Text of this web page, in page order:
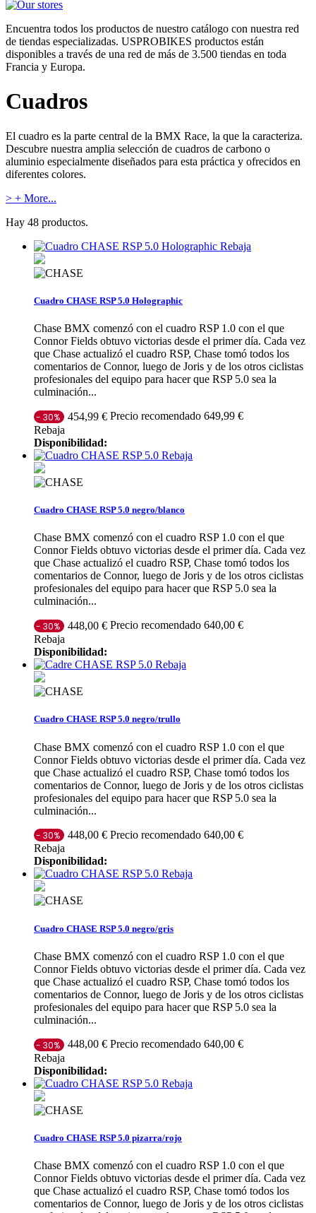
Encuentra todos los productos de nuestro catálogo con nuestra red
de tiendas especializadas. USPROBIKES productos están
disponibles a través de una red de más de 3.500 tiendas en toda
Francia y Europa.
Cuadros
El cuadro es la parte central de la BMX Race, la que la caracteriza.
Descubre nuestra amplia selección de cuadros de carbono o
aluminio especialmente diseñados para esta práctica y ofrecidos en
diferentes colores.
> + More...
Hay 48 productos.
Rebaja
Cuadro CHASE RSP 5.0 Holographic
Chase BMX comenzó con el cuadro RSP 1.0 con el que
Connor Fields obtuvo victorias desde el primer día. Cada vez
que Chase actualizó el cuadro RSP, Chase tomó todos los
comentarios de Connor, luego de Joris y de los otros ciclistas
profesionales del equipo para hacer que RSP 5.0 sea la
culminación...
- 30% 454,99 € Precio recomendado 649,99 €
Rebaja
Disponibilidad:
Rebaja
Cuadro CHASE RSP 5.0 negro/blanco
Chase BMX comenzó con el cuadro RSP 1.0 con el que
Connor Fields obtuvo victorias desde el primer día. Cada vez
que Chase actualizó el cuadro RSP, Chase tomó todos los
comentarios de Connor, luego de Joris y de los otros ciclistas
profesionales del equipo para hacer que RSP 5.0 sea la
culminación...
- 30% 448,00 € Precio recomendado 640,00 €
Rebaja
Disponibilidad:
Rebaja
Cuadro CHASE RSP 5.0 negro/trullo
Chase BMX comenzó con el cuadro RSP 1.0 con el que
Connor Fields obtuvo victorias desde el primer día. Cada vez
que Chase actualizó el cuadro RSP, Chase tomó todos los
comentarios de Connor, luego de Joris y de los otros ciclistas
profesionales del equipo para hacer que RSP 5.0 sea la
culminación...
- 30% 448,00 € Precio recomendado 640,00 €
Rebaja
Disponibilidad:
Rebaja
Cuadro CHASE RSP 5.0 negro/gris
Chase BMX comenzó con el cuadro RSP 1.0 con el que
Connor Fields obtuvo victorias desde el primer día. Cada vez
que Chase actualizó el cuadro RSP, Chase tomó todos los
comentarios de Connor, luego de Joris y de los otros ciclistas
profesionales del equipo para hacer que RSP 5.0 sea la
culminación...
- 30% 448,00 € Precio recomendado 640,00 €
Rebaja
Disponibilidad:
Rebaja
Cuadro CHASE RSP 5.0 pizarra/rojo
Chase BMX comenzó con el cuadro RSP 1.0 con el que
Connor Fields obtuvo victorias desde el primer día. Cada vez
que Chase actualizó el cuadro RSP, Chase tomó todos los
comentarios de Connor, luego de Joris y de los otros ciclistas